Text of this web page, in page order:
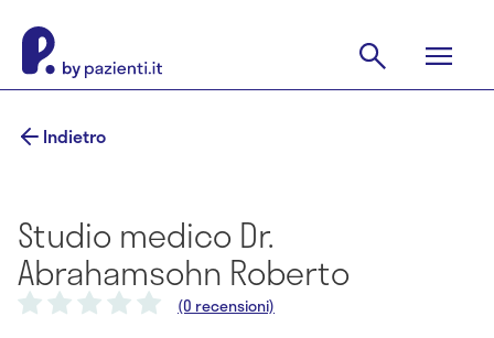
Indietro
Studio medico Dr.
Abrahamsohn Roberto
(0 recensioni)